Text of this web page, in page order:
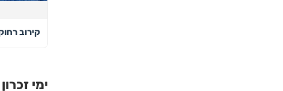
קירוב
ימי זכרון